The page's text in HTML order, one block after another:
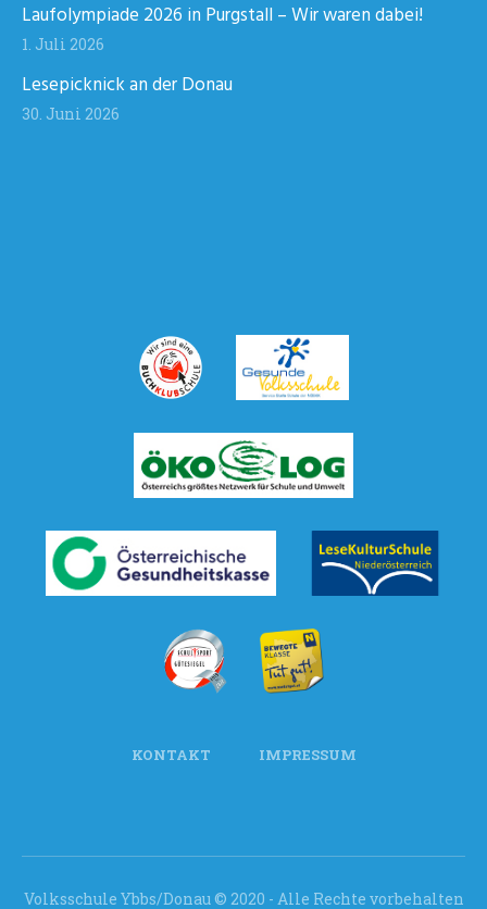
Laufolympiade 2026 in Purgstall – Wir waren dabei!
1. Juli 2026
Lesepicknick an der Donau
30. Juni 2026
KONTAKT IMPRESSUM
Volksschule Ybbs/Donau © 2020 - Alle Rechte vorbehalten